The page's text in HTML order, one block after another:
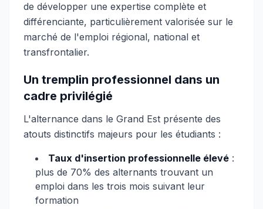
de développer une expertise complète et
différenciante, particulièrement valorisée sur le
marché de l'emploi régional, national et
transfrontalier.
Un tremplin professionnel dans un
cadre privilégié
L'alternance dans le Grand Est présente des
atouts distinctifs majeurs pour les étudiants :
Taux d'insertion professionnelle élevé :
plus de 70% des alternants trouvant un
emploi dans les trois mois suivant leur
formation